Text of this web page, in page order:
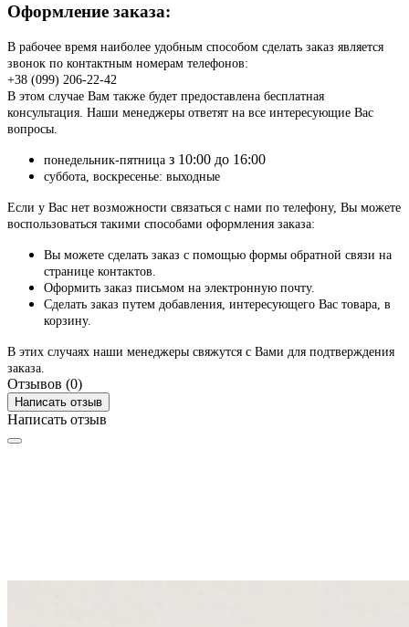
Оформление заказа:
В рабочее время наиболее удобным способом сделать заказ является
звонок по контактным номерам телефонов:
+38 (099) 206-22-42
В этом случае Вам также будет предоставлена бесплатная
консультация. Наши менеджеры ответят на все интересующие Вас
вопросы.
понедельник-пятница з 10:00 до 16:00
суббота, воскресенье: выходные
Если у Вас нет возможности связаться с нами по телефону, Вы можете
воспользоваться такими способами оформления заказа:
Вы можете сделать заказ с помощью формы обратной связи на
странице контактов.
Оформить заказ письмом на электронную почту.
Сделать заказ путем добавления, интересующего Вас товара, в
корзину.
В этих случаях наши менеджеры свяжутся с Вами для подтверждения
заказа.
Отзывов (0)
Написать отзыв
Написать отзыв